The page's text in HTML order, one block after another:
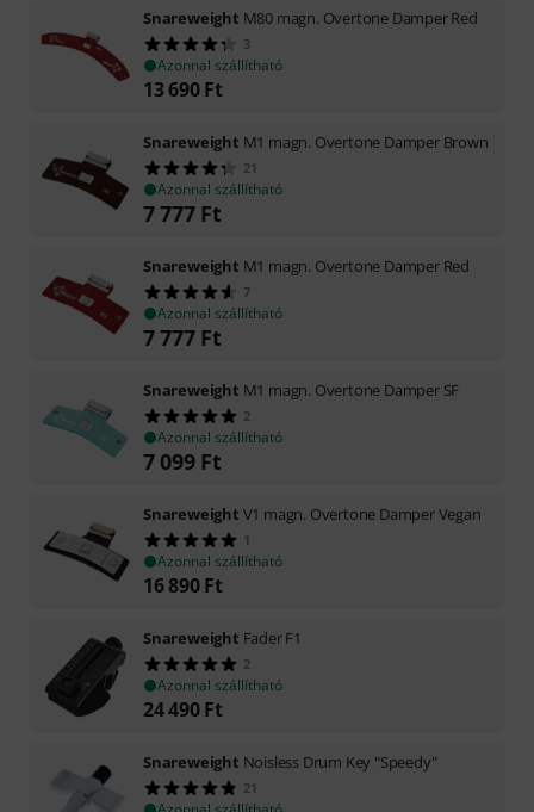
Snareweight M80 magn. Overtone Damper Red
3
Azonnal szállítható
13 690 Ft
Snareweight M1 magn. Overtone Damper Brown
21
Azonnal szállítható
7 777 Ft
Snareweight M1 magn. Overtone Damper Red
7
Azonnal szállítható
7 777 Ft
Snareweight M1 magn. Overtone Damper SF
2
Azonnal szállítható
7 099 Ft
Snareweight V1 magn. Overtone Damper Vegan
1
Azonnal szállítható
16 890 Ft
Snareweight Fader F1
2
Azonnal szállítható
24 490 Ft
Snareweight Noisless Drum Key "Speedy"
21